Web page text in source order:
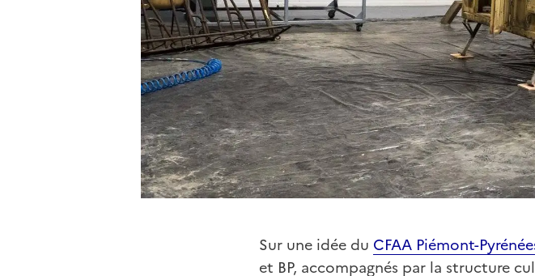
Sur une idée du CFAA Piémont-
et BP, accompagnés par la structure